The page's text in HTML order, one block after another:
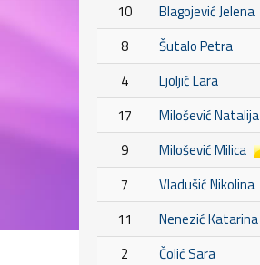
10
Blagojević Jelena
8
Šutalo Petra
4
Ljoljić Lara
17
Milošević Natalija
9
Milošević Milica
7
Vladušić Nikolina
11
Nenezić Katarina
2
Čolić Sara